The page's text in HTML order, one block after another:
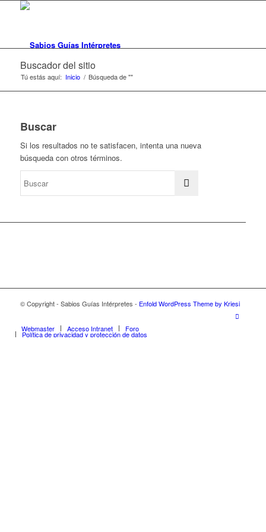
Buscador del sitio
Tú estás aquí: Inicio / Búsqueda de ""
Buscar
Si los resultados no te satisfacen, intenta una nueva
búsqueda con otros términos.
© Copyright - Sabios Guías Intérpretes - Enfold WordPress Theme by Kriesi
Webmaster Acceso Intranet Foro
Política de privacidad y protección de datos